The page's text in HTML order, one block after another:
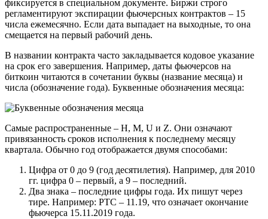
фиксируется в специальном документе. Биржи строго
регламентируют экспирации фьючерсных контрактов – 15
числа ежемесячно. Если дата выпадает на выходные, то она
смещается на первый рабочий день.
В названии контракта часто закладывается кодовое указание
на срок его завершения. Например, даты фьючерсов на
биткоин читаются в сочетании буквы (название месяца) и
числа (обозначение года). Буквенные обозначения месяца:
Самые распространенные – H, M, U и Z. Они означают
привязанность сроков исполнения к последнему месяцу
квартала. Обычно год отображается двумя способами:
Цифра от 0 до 9 (год десятилетия). Например, для 2010
гг. цифра 0 – первый, а 9 – последний.
Два знака – последние цифры года. Их пишут через
тире. Например: РТС – 11.19, что означает окончание
фьючерса 15.11.2019 года.